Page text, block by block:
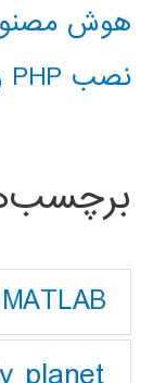
هوش
نصب PHP و composer در ویندوز 10